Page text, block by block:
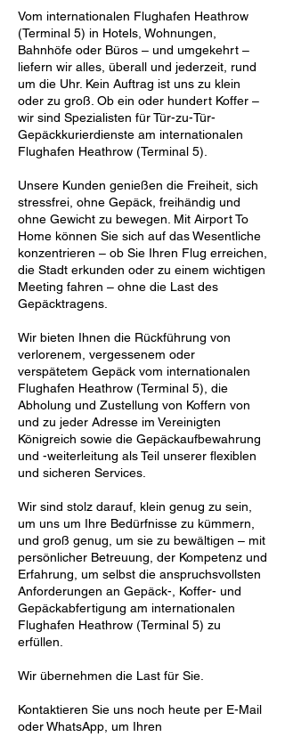
Vom internationalen Flughafen Heathrow
(Terminal 5) in Hotels, Wohnungen,
Bahnhöfe oder Büros – und umgekehrt –
liefern wir alles, überall und jederzeit, rund
um die Uhr. Kein Auftrag ist uns zu klein
oder zu groß. Ob ein oder hundert Koffer –
wir sind Spezialisten für Tür-zu-Tür-
Gepäckkurierdienste am internationalen
Flughafen Heathrow (Terminal 5).
Unsere Kunden genießen die Freiheit, sich
stressfrei, ohne Gepäck, freihändig und
ohne Gewicht zu bewegen. Mit Airport To
Home können Sie sich auf das Wesentliche
konzentrieren – ob Sie Ihren Flug erreichen,
die Stadt erkunden oder zu einem wichtigen
Meeting fahren – ohne die Last des
Gepäcktragens.
Wir bieten Ihnen die Rückführung von
verlorenem, vergessenem oder
verspätetem Gepäck vom internationalen
Flughafen Heathrow (Terminal 5), die
Abholung und Zustellung von Koffern von
und zu jeder Adresse im Vereinigten
Königreich sowie die Gepäckaufbewahrung
und -weiterleitung als Teil unserer flexiblen
und sicheren Services.
Wir sind stolz darauf, klein genug zu sein,
um uns um Ihre Bedürfnisse zu kümmern,
und groß genug, um sie zu bewältigen – mit
persönlicher Betreuung, der Kompetenz und
Erfahrung, um selbst die anspruchsvollsten
Anforderungen an Gepäck-, Koffer- und
Gepäckabfertigung am internationalen
Flughafen Heathrow (Terminal 5) zu
erfüllen.
Wir übernehmen die Last für Sie.
Kontaktieren Sie uns noch heute per E-Mail
oder WhatsApp, um Ihren